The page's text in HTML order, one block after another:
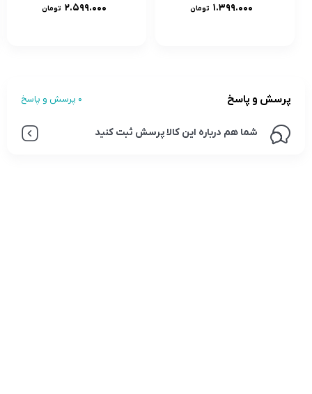
۱.۳۹۹.۰۰۰ تومان ۲.۵۹۹.۰۰۰ تومان
پرسش و پاسخ 0 پرسش و پاسخ
شما هم درباره این کالا پرسش ثبت کنید